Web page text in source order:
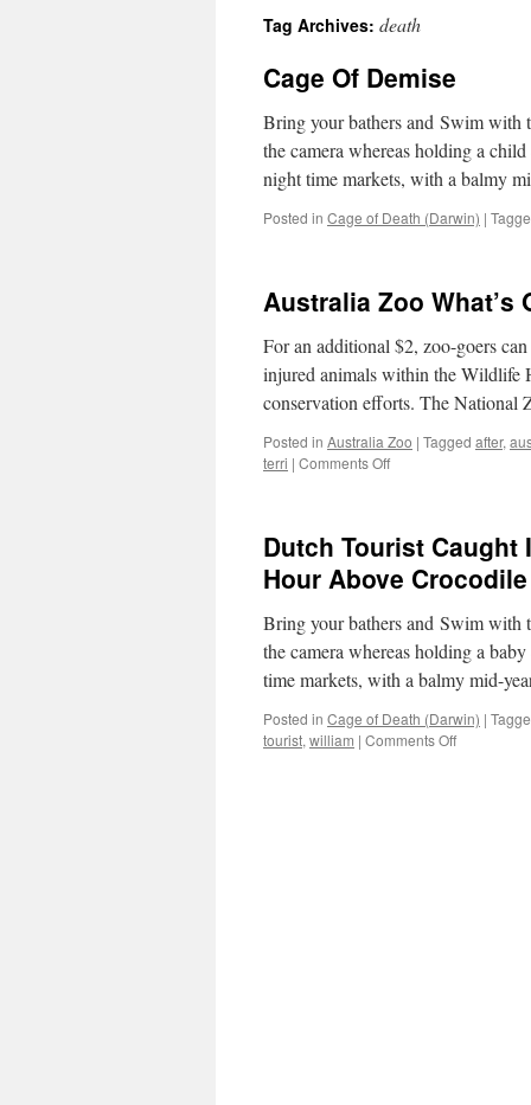
content
Tag Archives: death
Cage Of Demise
Bring your bathers and Swim with
the camera whereas holding a
night time markets, with a balmy
Posted in Cage of Death (Darwin) |
Australia Zoo What’s
For an additional $2, zoo-goers
injured animals within the Wildlife
conservation efforts. The
Posted in Australia Zoo | Tagged after,
terri | Comments Offon
On
Sunshine
Coast
Dutch Tourist Caught
Hour Above
Bring your bathers and Swim with
the camera whereas holding a
time markets, with a balmy mid-
Posted in Cage of Death (Darwin) |
tourist, william | Comments Offon